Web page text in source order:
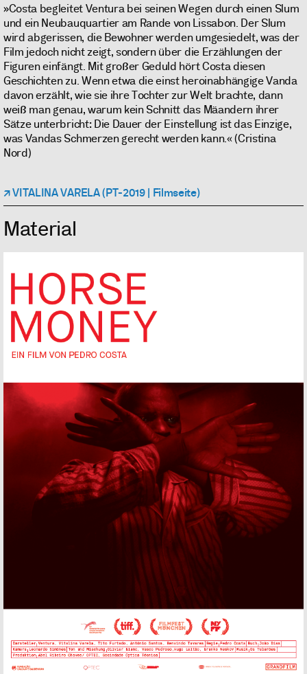
»Costa begleitet Ventura bei seinen Wegen durch einen Slum
und ein Neubauquartier am Rande von Lissabon. Der Slum
wird abgerissen, die Bewohner werden umgesiedelt, was der
Film jedoch nicht zeigt, sondern über die Erzählungen der
Figuren einfängt. Mit großer Geduld hört Costa diesen
Geschichten zu. Wenn etwa die einst heroinabhängige Vanda
davon erzählt, wie sie ihre Tochter zur Welt brachte, dann
weiß man genau, warum kein Schnitt das Mäandern ihrer
Sätze unterbricht: Die Dauer der Einstellung ist das Einzige,
was Vandas Schmerzen gerecht werden kann.« (Cristina
Nord)
VITALINA VARELA (PT-2019 | Filmseite)
Material